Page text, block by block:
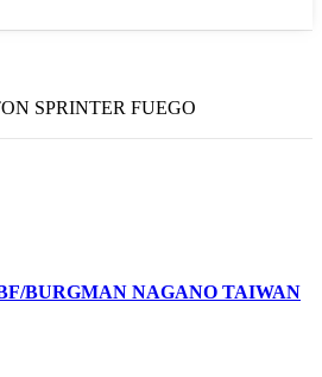
SPRINTER FUEGO
BURGMAN NAGANO TAIWAN